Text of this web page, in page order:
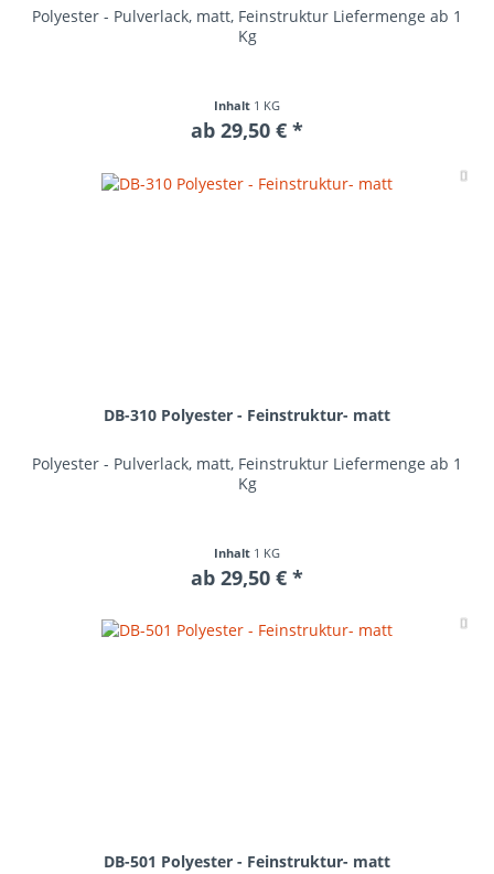
Polyester - Pulverlack, matt, Feinstruktur Liefermenge ab 1
Kg
Inhalt 1 KG
ab 29,50 € *
DB-310 Polyester - Feinstruktur- matt
Polyester - Pulverlack, matt, Feinstruktur Liefermenge ab 1
Kg
Inhalt 1 KG
ab 29,50 € *
DB-501 Polyester - Feinstruktur- matt